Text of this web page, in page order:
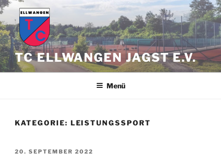
Zum
Inhalt
springen
TC ELLWANGEN JAGST E.V.
Menü
KATEGORIE: LEISTUNGSSPORT
VERÖFFENTLICHT
20. SEPTEMBER 2022